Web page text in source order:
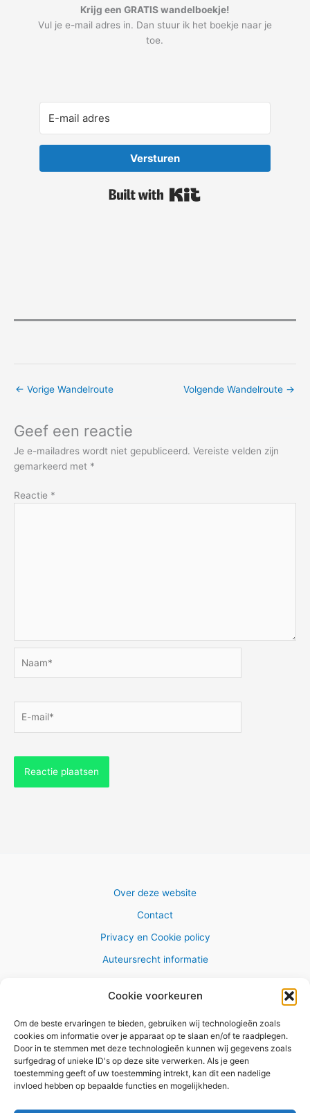
Cookie voorkeuren
Om de beste ervaringen te bieden, gebruiken wij technologieën zoals
cookies om informatie over je apparaat op te slaan en/of te raadplegen.
Door in te stemmen met deze technologieën kunnen wij gegevens zoals
surfgedrag of unieke ID's op deze site verwerken. Als je geen
toestemming geeft of uw toestemming intrekt, kan dit een nadelige
invloed hebben op bepaalde functies en mogelijkheden.
Krijg een GRATIS wandelboekje!
Vul je e-mail adres in. Dan stuur ik het boekje naar je
toe.
Versturen
← Vorige Wandelroute Volgende Wandelroute →
Geef een reactie
Je e-mailadres wordt niet gepubliceerd. Vereiste velden zijn
gemarkeerd met *
Reactie *
mail*
Over deze website
Contact
Privacy en Cookie policy
Auteursrecht informatie
Copyright © 2026 AlleWandelRoutes.nl
Vul hier je e-mail adres in om het